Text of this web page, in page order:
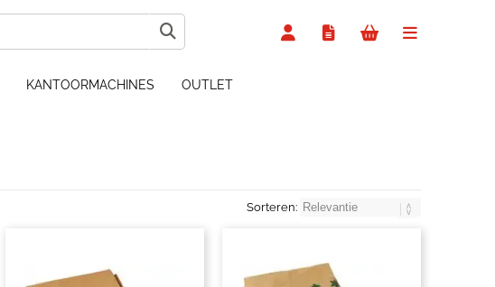
KANTOORMACHINES OUTLET
Sorteren: